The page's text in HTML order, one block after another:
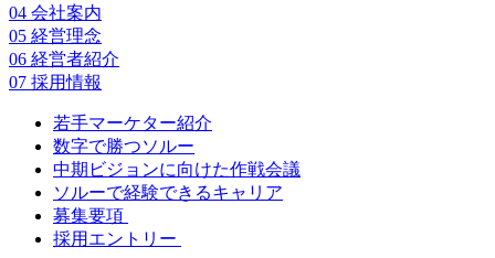
04 会社案内
05 経営理念
06 経営者紹介
07 採用情報
若手マーケター紹介
数字で勝つソルー
中期ビジョンに向けた作戦会議
ソルーで経験できるキャリア
募集要項
採用エントリー